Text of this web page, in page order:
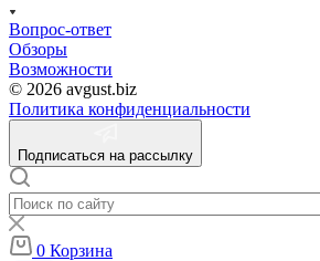
Вопрос-ответ
Обзоры
Возможности
© 2026 avgust.biz
Политика конфиденциальности
Подписаться на рассылку
0 Корзина